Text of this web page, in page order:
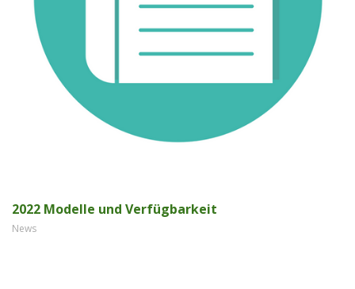
2022 Modelle und Verfügbarkeit
News